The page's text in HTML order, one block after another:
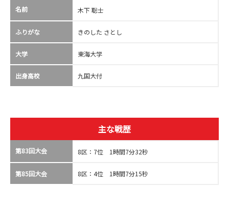
名前 木下 聡士
ふりがな きのした さとし
大学 東海大学
出身高校 九国大付
主な戦歴
第83回大会 8区：7位 1時間7分32秒
第85回大会 8区：4位 1時間7分15秒